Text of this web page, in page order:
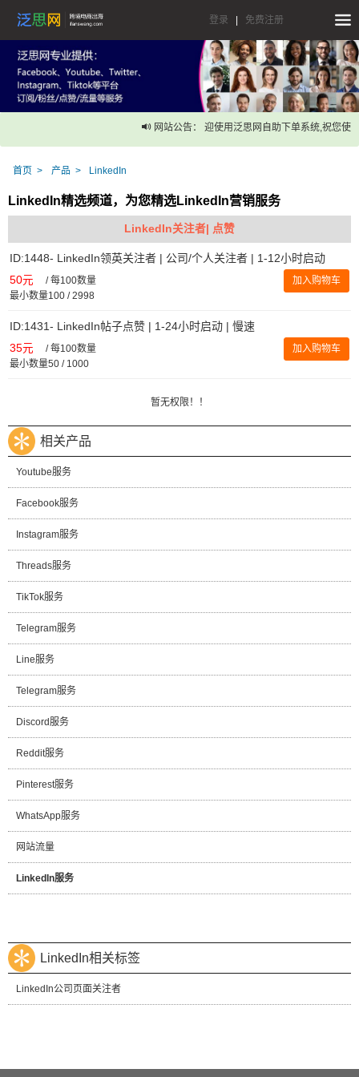
登录 免费注册
网站公告： 迎使用泛思网自助下单系统,祝您使用
首页 产品 LinkedIn
LinkedIn精选频道，为您精选LinkedIn营销服务
LinkedIn关注者| 点赞
ID:1448- LinkedIn领英关注者 | 公司/个人关注者 | 1-12小时启动
50元 /每100数量
最小数量100 / 2998
加入购物车
ID:1431- LinkedIn帖子点赞 | 1-24小时启动 | 慢速
35元 /每100数量
最小数量50 / 1000
加入购物车
暂无权限！！
相关产品
Youtube服务
Facebook服务
Instagram服务
Threads服务
TikTok服务
Telegram服务
Line服务
Telegram服务
Discord服务
Reddit服务
Pinterest服务
WhatsApp服务
网站流量
LinkedIn服务
LinkedIn相关标签
LinkedIn公司页面关注者